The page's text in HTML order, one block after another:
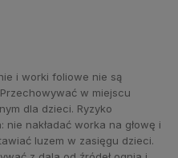
i worki foliowe nie są
w miejscu
dla dzieci. Ryzyko
nie nakładać worka na głowę i
luzem w zasięgu dzieci.